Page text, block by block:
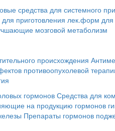
средства для системного
для приготовления лек.форм
мозговой метаболизм
происхождения
противоопухолевой
гормонов Средства для
на продукцию гормонов
Препараты гормонов